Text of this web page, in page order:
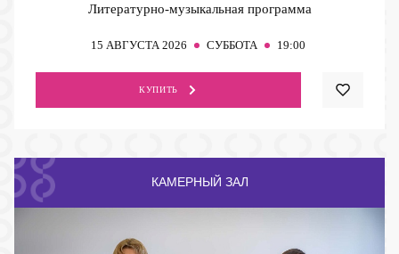
Литературно-музыкальная программа
15 АВГУСТА 2026 СУББОТА 19:00
КУПИТЬ
КАМЕРНЫЙ ЗАЛ